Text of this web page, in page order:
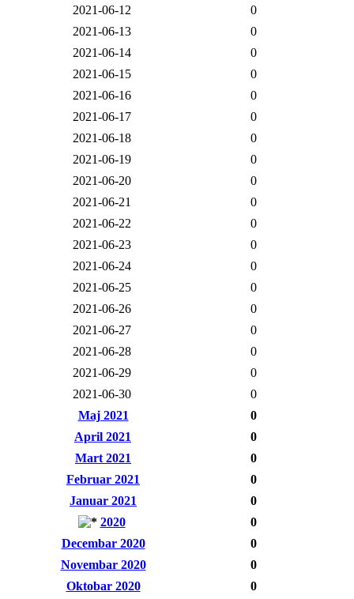
2021-06-12
0
2021-06-13
0
2021-06-14
0
2021-06-15
0
2021-06-16
0
2021-06-17
0
2021-06-18
0
2021-06-19
0
2021-06-20
0
2021-06-21
0
2021-06-22
0
2021-06-23
0
2021-06-24
0
2021-06-25
0
2021-06-26
0
2021-06-27
0
2021-06-28
0
2021-06-29
0
2021-06-30
0
Maj 2021
0
April 2021
0
Mart 2021
0
Februar 2021
0
Januar 2021
0
2020
0
Decembar 2020
0
Novembar 2020
0
Oktobar 2020
0